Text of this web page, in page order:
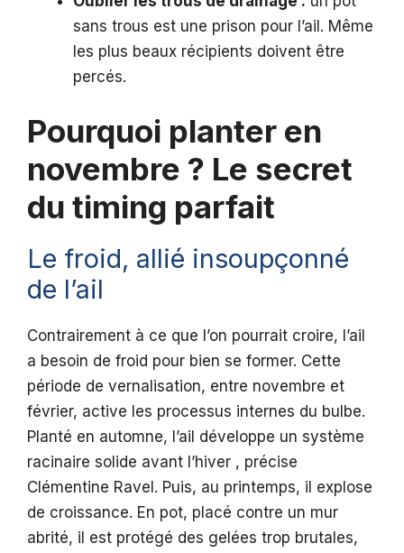
sans trous est une prison pour l’ail. Même
les plus beaux récipients doivent être
percés.
Pourquoi planter en
novembre ? Le secret
du timing parfait
Le froid, allié insoupçonné
de l’ail
Contrairement à ce que l’on pourrait croire, l’ail
a besoin de froid pour bien se former. Cette
période de vernalisation, entre novembre et
février, active les processus internes du bulbe.
Planté en automne, l’ail développe un système
racinaire solide avant l’hiver , précise
Clémentine Ravel. Puis, au printemps, il explose
de croissance. En pot, placé contre un mur
abrité, il est protégé des gelées trop brutales,